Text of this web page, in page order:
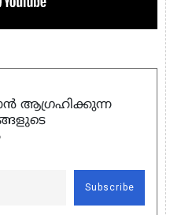
ആഗ്രഹിക്കുന്ന
Subscribe